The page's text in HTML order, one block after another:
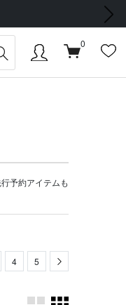
次の画像
0
予約アイテムも
4 5